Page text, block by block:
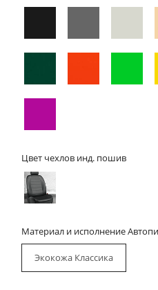
Цвет чехлов инд. пошив
Материал и исполнение
Экокожа Классика